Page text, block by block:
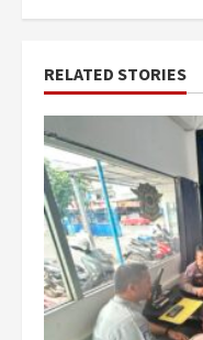
RELATED STORIES